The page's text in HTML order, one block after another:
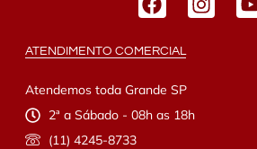
ATENDIMENTO COMERCIAL
Atendemos toda Grande SP
2ª a Sábado - 08h as 18h
(11) 4245-8733